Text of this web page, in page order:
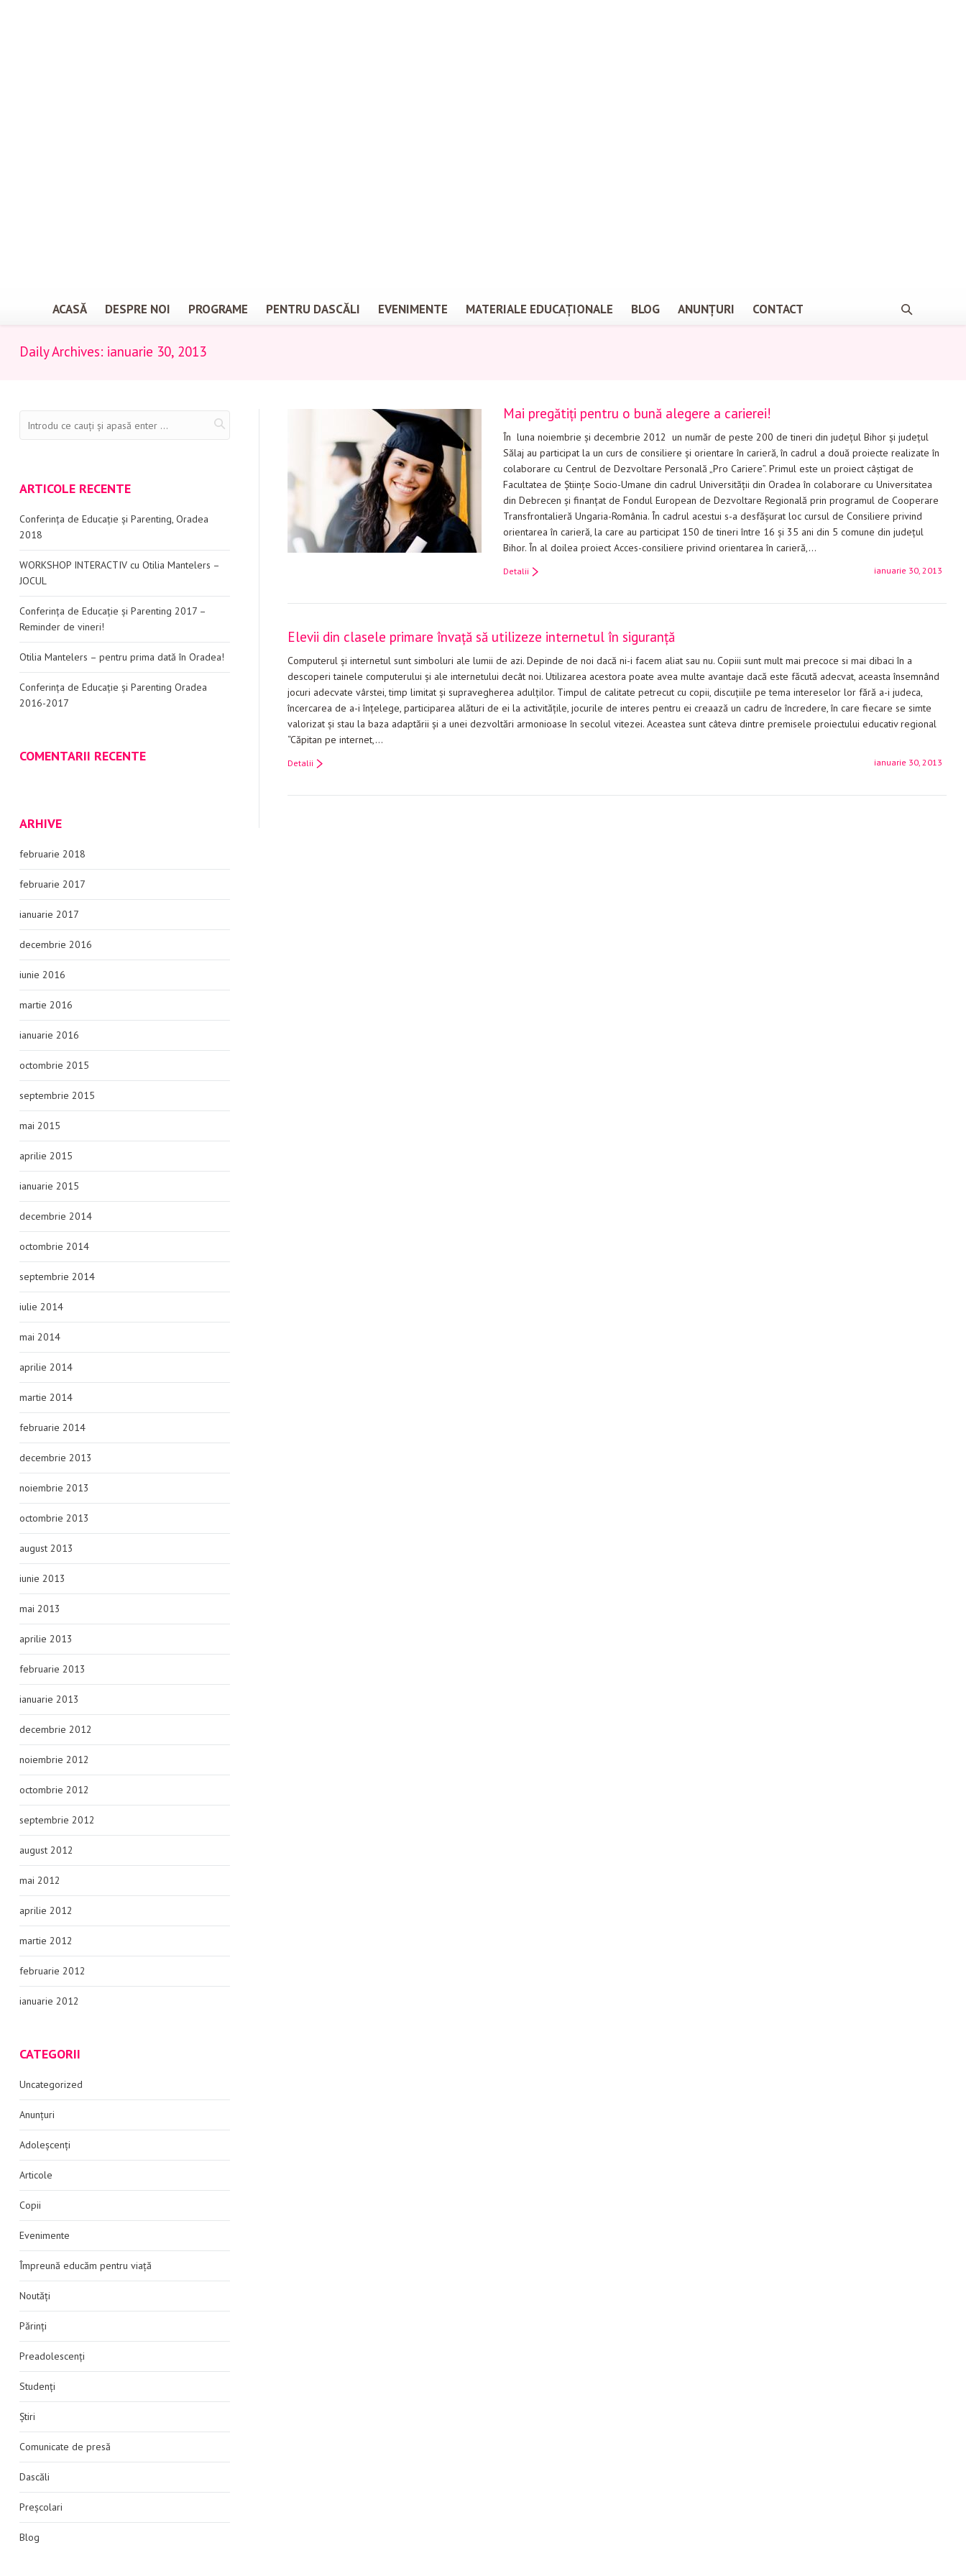
ACASĂ DESPRE NOI PROGRAME PENTRU DASCĂLI EVENIMENTE MATERIALE EDUCAȚIONALE BLOG ANUNȚURI CONTACT
Daily Archives: ianuarie 30, 2013
Mai pregătiţi pentru o bună alegere a carierei!
În luna noiembrie şi decembrie 2012 un număr de peste 200 de tineri din judeţul Bihor şi judeţul
Sălaj au participat la un curs de consiliere şi orientare în carieră, în cadrul a două proiecte realizate în
colaborare cu Centrul de Dezvoltare Personală „Pro Cariere”. Primul este un proiect câştigat de
Facultatea de Ştiinţe Socio-Umane din cadrul Universităţii din Oradea în colaborare cu Universitatea
din Debrecen şi finanţat de Fondul European de Dezvoltare Regională prin programul de Cooperare
Transfrontalieră Ungaria-România. În cadrul acestui s-a desfăşurat loc cursul de Consiliere privind
orientarea în carieră, la care au participat 150 de tineri între 16 şi 35 ani din 5 comune din judeţul
Bihor. În al doilea proiect Acces-consiliere privind orientarea în carieră,…
ianuarie 30, 2013
Detalii
Elevii din clasele primare învață să utilizeze internetul în siguranță
Computerul şi internetul sunt simboluri ale lumii de azi. Depinde de noi dacă ni-i facem aliat sau nu. Copiii sunt mult mai precoce si mai dibaci în a
descoperi tainele computerului şi ale internetului decât noi. Utilizarea acestora poate avea multe avantaje dacă este făcută adecvat, aceasta însemnând
jocuri adecvate vârstei, timp limitat şi supravegherea adulţilor. Timpul de calitate petrecut cu copii, discuţiile pe tema intereselor lor fără a-i judeca,
încercarea de a-i înţelege, participarea alături de ei la activităţile, jocurile de interes pentru ei creaază un cadru de încredere, în care fiecare se simte
valorizat şi stau la baza adaptării şi a unei dezvoltări armonioase în secolul vitezei. Aceastea sunt câteva dintre premisele proiectului educativ regional
“Căpitan pe internet,…
ianuarie 30, 2013
Detalii
ARTICOLE RECENTE
Conferința de Educație și Parenting, Oradea
2018
WORKSHOP INTERACTIV cu Otilia Mantelers –
JOCUL
Conferința de Educație și Parenting 2017 –
Reminder de vineri!
Otilia Mantelers – pentru prima dată în Oradea!
Conferința de Educație și Parenting Oradea
2016-2017
COMENTARII RECENTE
ARHIVE
februarie 2018
februarie 2017
ianuarie 2017
decembrie 2016
iunie 2016
martie 2016
ianuarie 2016
octombrie 2015
septembrie 2015
mai 2015
aprilie 2015
ianuarie 2015
decembrie 2014
octombrie 2014
septembrie 2014
iulie 2014
mai 2014
aprilie 2014
martie 2014
februarie 2014
decembrie 2013
noiembrie 2013
octombrie 2013
august 2013
iunie 2013
mai 2013
aprilie 2013
februarie 2013
ianuarie 2013
decembrie 2012
noiembrie 2012
octombrie 2012
septembrie 2012
august 2012
mai 2012
aprilie 2012
martie 2012
februarie 2012
ianuarie 2012
CATEGORII
Uncategorized
Anunțuri
Adoleșcenți
Articole
Copii
Evenimente
Împreună educăm pentru viață
Noutăți
Părinți
Preadolescenți
Studenți
Știri
Comunicate de presă
Dascăli
Preșcolari
Blog